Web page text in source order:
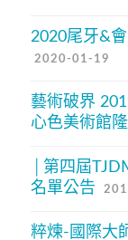
2020尾牙&
2020-01-19
藝術破界
心色美術館
│第四屆
名單公告
粹煉-國際大